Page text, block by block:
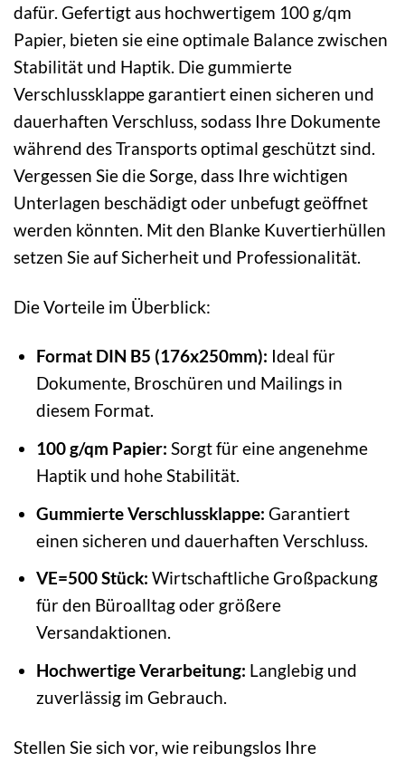
dafür. Gefertigt aus hochwertigem 100 g/qm
Papier, bieten sie eine optimale Balance zwischen
Stabilität und Haptik. Die gummierte
Verschlussklappe garantiert einen sicheren und
dauerhaften Verschluss, sodass Ihre Dokumente
während des Transports optimal geschützt sind.
Vergessen Sie die Sorge, dass Ihre wichtigen
Unterlagen beschädigt oder unbefugt geöffnet
werden könnten. Mit den Blanke Kuvertierhüllen
setzen Sie auf Sicherheit und Professionalität.
Die Vorteile im Überblick:
Format DIN B5 (176x250mm): Ideal für
Dokumente, Broschüren und Mailings in
diesem Format.
100 g/qm Papier: Sorgt für eine angenehme
Haptik und hohe Stabilität.
Gummierte Verschlussklappe: Garantiert
einen sicheren und dauerhaften Verschluss.
VE=500 Stück: Wirtschaftliche Großpackung
für den Büroalltag oder größere
Versandaktionen.
Hochwertige Verarbeitung: Langlebig und
zuverlässig im Gebrauch.
Stellen Sie sich vor, wie reibungslos Ihre